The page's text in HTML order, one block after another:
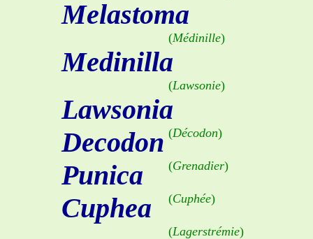
Melastoma
(Médinille)
Medinilla
(Lawsonie)
Lawsonia
(Décodon)
Decodon
(Grenadier)
Punica
(Cuphée)
Cuphea
(Lagerstrémie)